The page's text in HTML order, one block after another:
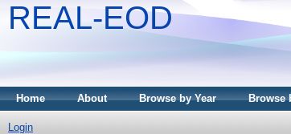
REAL-EOD
Home About Browse by Year Browse
Login